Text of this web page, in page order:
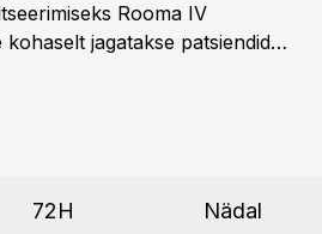
Rooma IV
jagatakse patsiendid
72H Nädal